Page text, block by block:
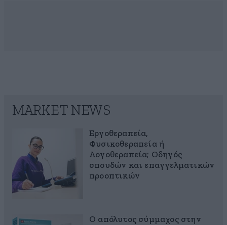
MARKET NEWS
Εργοθεραπεία,
Φυσικοθεραπεία ή
Λογοθεραπεία; Οδηγός
σπουδών και επαγγελματικών
προοπτικών
Ο απόλυτος σύμμαχος στην